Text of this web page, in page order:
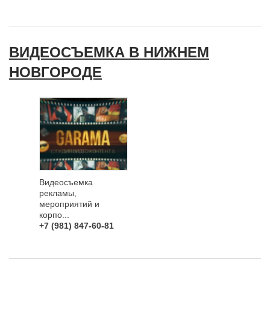
ВИДЕОСЪЕМКА В НИЖНЕМ
НОВГОРОДЕ
Видеосъемка
рекламы,
мероприятий и
корпо...
+7 (981) 847-60-81